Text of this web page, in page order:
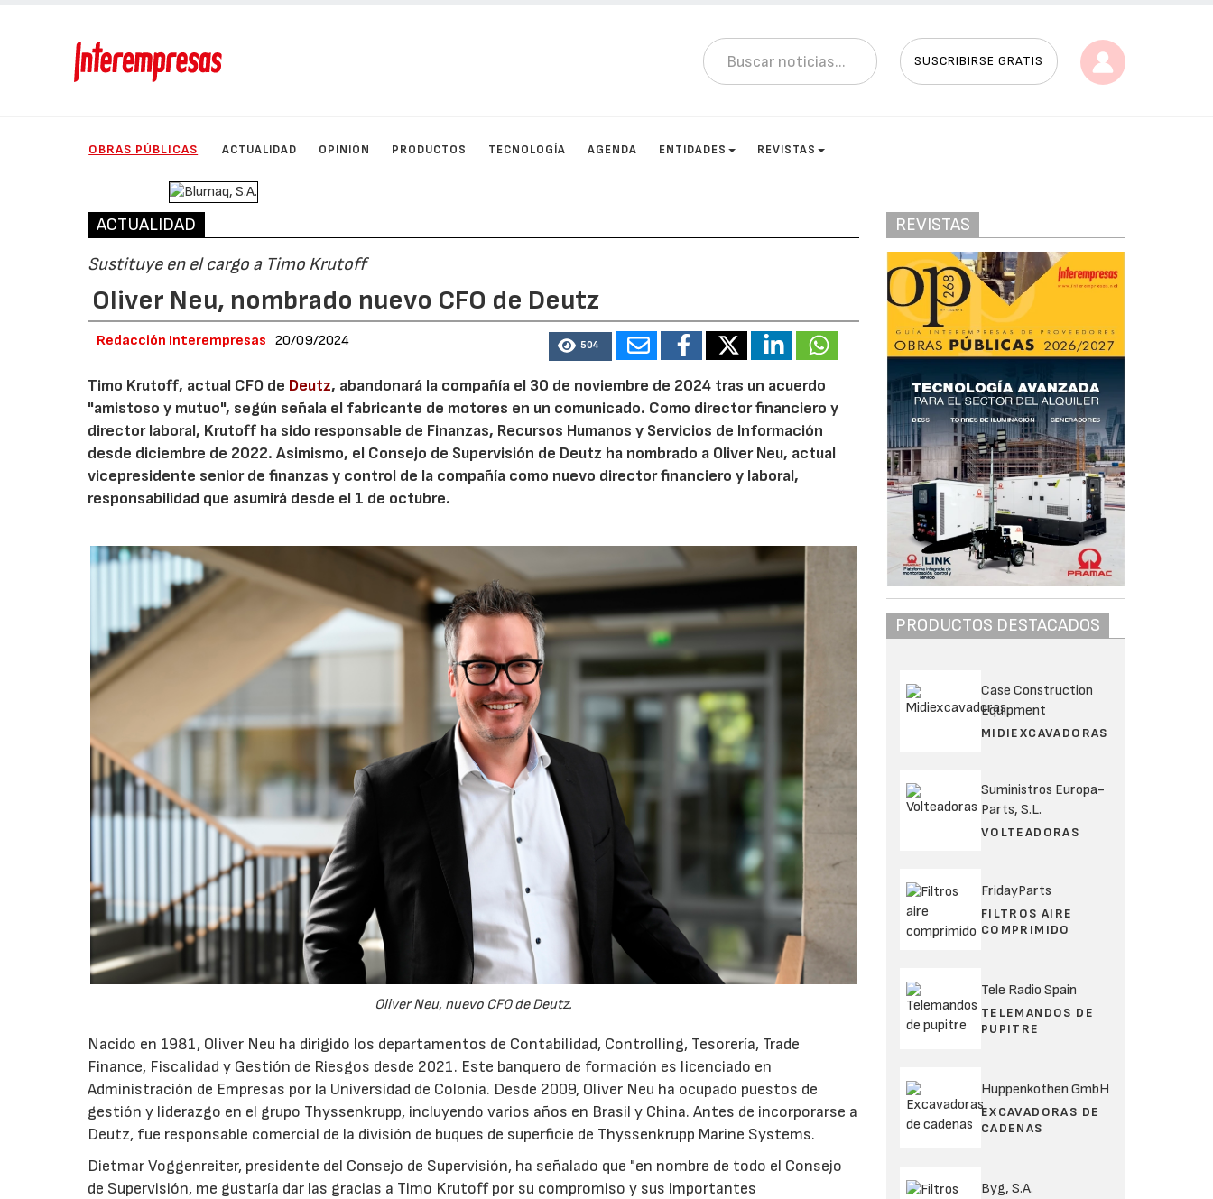
SUSCRIBIRSE GRATIS
OBRAS PÚBLICAS ACTUALIDAD OPINIÓN PRODUCTOS TECNOLOGÍA AGENDA ENTIDADES REVISTAS
ACTUALIDAD
Sustituye en el cargo a Timo Krutoff
Oliver Neu, nombrado nuevo CFO de Deutz
Redacción Interempresas 20/09/2024 504
Timo Krutoff, actual CFO de Deutz, abandonará la compañía el 30 de noviembre de 2024 tras un acuerdo
"amistoso y mutuo", según señala el fabricante de motores en un comunicado. Como director financiero y
director laboral, Krutoff ha sido responsable de Finanzas, Recursos Humanos y Servicios de Información
desde diciembre de 2022. Asimismo, el Consejo de Supervisión de Deutz ha nombrado a Oliver Neu, actual
vicepresidente senior de finanzas y control de la compañía como nuevo director financiero y laboral,
responsabilidad que asumirá desde el 1 de octubre.
Oliver Neu, nuevo CFO de Deutz.
Nacido en 1981, Oliver Neu ha dirigido los departamentos de Contabilidad, Controlling, Tesorería, Trade
Finance, Fiscalidad y Gestión de Riesgos desde 2021. Este banquero de formación es licenciado en
Administración de Empresas por la Universidad de Colonia. Desde 2009, Oliver Neu ha ocupado puestos de
gestión y liderazgo en el grupo Thyssenkrupp, incluyendo varios años en Brasil y China. Antes de incorporarse a
Deutz, fue responsable comercial de la división de buques de superficie de Thyssenkrupp Marine Systems.
Dietmar Voggenreiter, presidente del Consejo de Supervisión, ha señalado que "en nombre de todo el Consejo
de Supervisión, me gustaría dar las gracias a Timo Krutoff por su compromiso y sus importantes
REVISTAS
PRODUCTOS DESTACADOS
Case Construction
Equipment
MIDIEXCAVADORAS
Suministros Europa-
Parts, S.L.
VOLTEADORAS
FridayParts
FILTROS AIRE
COMPRIMIDO
Tele Radio Spain
TELEMANDOS DE
PUPITRE
Huppenkothen GmbH
EXCAVADORAS DE
CADENAS
Byg, S.A.